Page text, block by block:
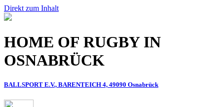
Direkt zum Inhalt
HOME OF RUGBY IN
OSNABRÜCK
BALLSPORT E.V., BARENTEICH 4, 49090 Osnabrück